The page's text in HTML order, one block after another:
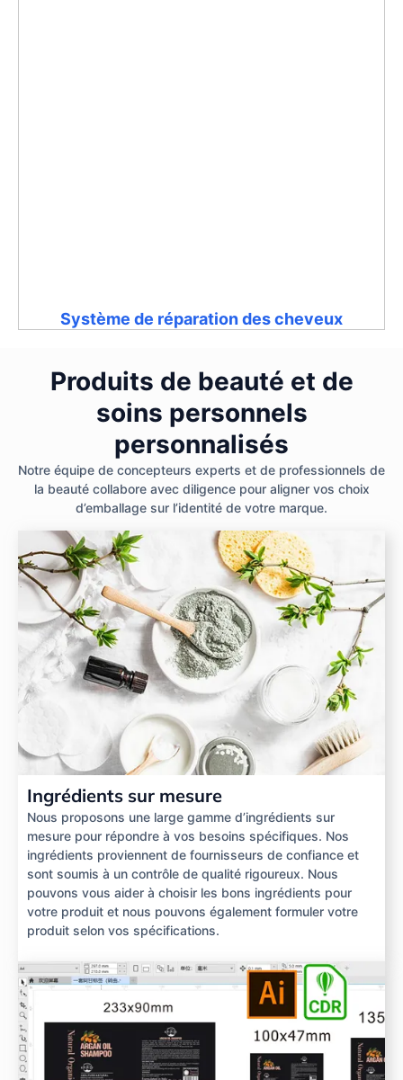
Système de réparation des cheveux
Produits de beauté et de
soins personnels
personnalisés
Notre équipe de concepteurs experts et de professionnels de
la beauté collabore avec diligence pour aligner vos choix
d’emballage sur l’identité de votre marque.
Ingrédients sur mesure
Nous proposons une large gamme d’ingrédients sur
mesure pour répondre à vos besoins spécifiques. Nos
ingrédients proviennent de fournisseurs de confiance et
sont soumis à un contrôle de qualité rigoureux. Nous
pouvons vous aider à choisir les bons ingrédients pour
votre produit et nous pouvons également formuler votre
produit selon vos spécifications.